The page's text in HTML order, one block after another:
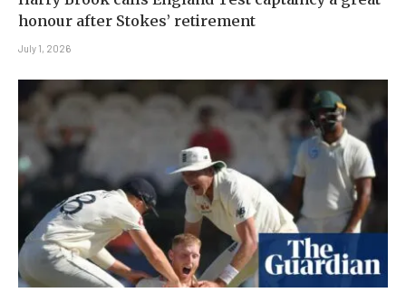
honour after Stokes’ retirement
July 1, 2026